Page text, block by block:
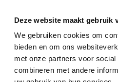
Deze website maakt gebruik
We gebruiken cookies om
bieden en om ons
met onze partners voor
combineren met andere
huisdier Plaats huisdier